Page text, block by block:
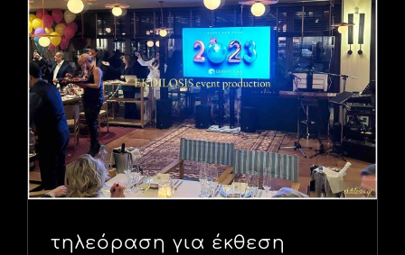
τηλεόραση για έκθεση